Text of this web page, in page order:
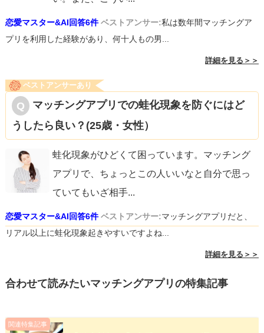
恋愛マスター&AI回答6件 ベストアンサー:私は数年間マッチングア
プリを利用した経験があり、何十人もの男...
詳細を見る＞＞
ベストアンサーあり
マッチングアプリでの蛙化現象を防ぐにはど
うしたら良い？(25歳・女性）
蛙化現象がひどくて困っています。マッチング
アプリで、ちょっとこの人いいなと自分で思っ
ていてもいざ相手...
恋愛マスター&AI回答6件 ベストアンサー:マッチングアプリだと、
リアル以上に蛙化現象起きやすいですよね...
詳細を見る＞＞
合わせて読みたいマッチングアプリの特集記事
関連特集記事